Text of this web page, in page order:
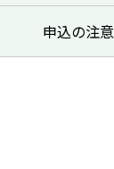
申込の注意